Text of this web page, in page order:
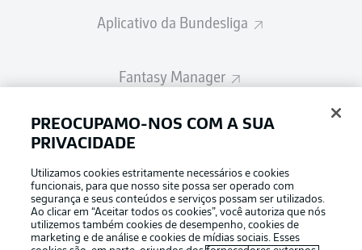
Aplicativo da Bundesliga
Fantasy Manager
BUNDESLIGA-GROUP
Escolha seu idioma
Português Modo de visualização
PREOCUPAMO-NOS COM A SUA
PRIVACIDADE
Utilizamos cookies estritamente necessários e cookies
funcionais, para que nosso site possa ser operado com
segurança e seus conteúdos e serviços possam ser utilizados.
Ao clicar em “Aceitar todos os cookies”, você autoriza que nós
utilizemos também cookies de desempenho, cookies de
marketing e de análise e cookies de mídias sociais. Esses